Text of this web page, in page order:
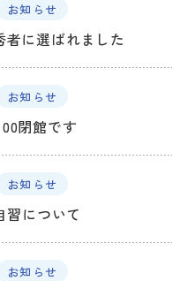
お知らせ
に選ばれました
お知らせ
閉館です
お知らせ
について
お知らせ